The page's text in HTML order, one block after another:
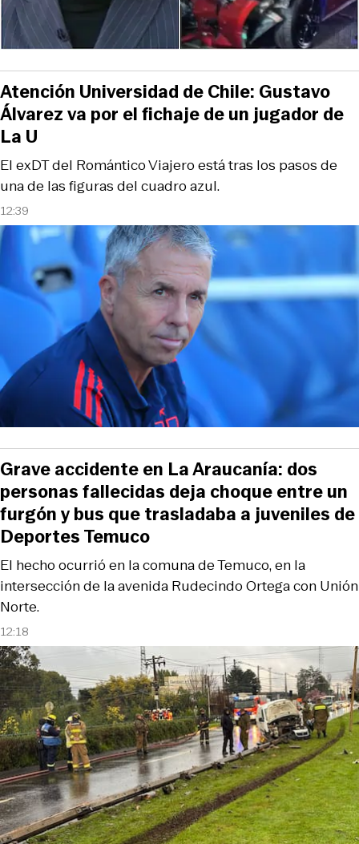
12:39
El exDT del Romántico Viajero está tras los pasos de
una de las figuras del cuadro azul.
Atención Universidad de Chile: Gustavo
Álvarez va por el fichaje de un jugador de
La U
12:18
El hecho ocurrió en la comuna de Temuco, en la
intersección de la avenida Rudecindo Ortega con Unión
Norte.
Grave accidente en La Araucanía: dos
personas fallecidas deja choque entre un
furgón y bus que trasladaba a juveniles de
Deportes Temuco